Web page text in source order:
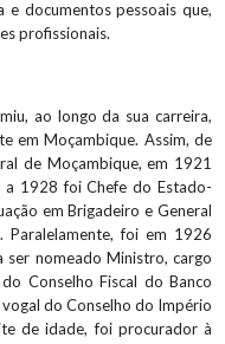
e documentos pessoais que,
profissionais.
ao longo da sua carreira,
em Moçambique. Assim, de
de Moçambique, em 1921
1928 foi Chefe do Estado-
em Brigadeiro e General
foi em 1926
ser nomeado Ministro, cargo
Conselho Fiscal do Banco
do Conselho do Império
de idade, foi procurador à